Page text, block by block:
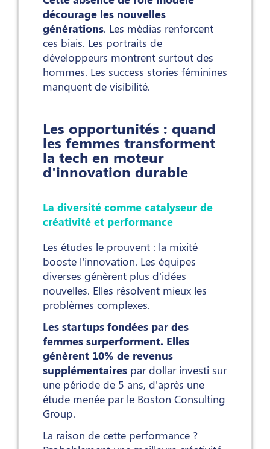
décourage les nouvelles
générations. Les médias renforcent
ces biais. Les portraits de
développeurs montrent surtout des
hommes. Les success stories féminines
manquent de visibilité.
Les opportunités : quand
les femmes transforment
la tech en moteur
d'innovation durable
La diversité comme catalyseur de
créativité et performance
Les études le prouvent : la mixité
booste l'innovation. Les équipes
diverses génèrent plus d'idées
nouvelles. Elles résolvent mieux les
problèmes complexes.
Les startups fondées par des
femmes surperforment. Elles
génèrent 10% de revenus
supplémentaires par dollar investi sur
une période de 5 ans, d'après une
étude menée par le Boston Consulting
Group.
La raison de cette performance ?